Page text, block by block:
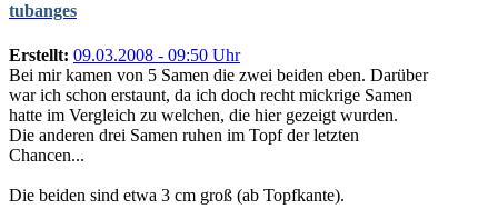
tubanges
Erstellt: 09.03.2008 - 09:50 Uhr
Bei mir kamen von 5 Samen die zwei beiden eben. Darüber
war ich schon erstaunt, da ich doch recht mickrige Samen
hatte im Vergleich zu welchen, die hier gezeigt wurden.
Die anderen drei Samen ruhen im Topf der letzten
Chancen...
Die beiden sind etwa 3 cm groß (ab Topfkante).